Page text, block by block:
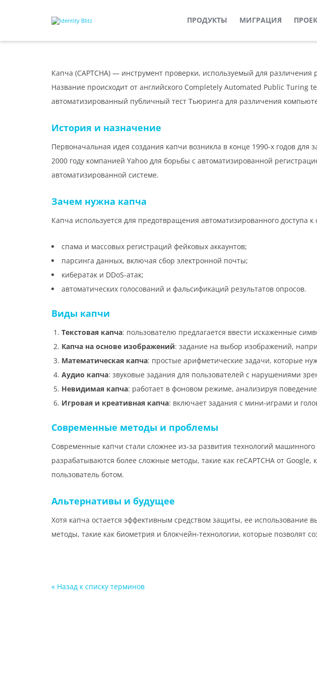
ПРОДУКТЫ МИГРАЦИЯ
Капча (CAPTCHA) — инструмент проверки, используемый для
Название происходит от английского Completely Automated Public Turing
автоматизированный публичный тест Тьюринга для различения
История и назначение
Первоначальная идея создания капчи возникла в конце 1990-х годов
2000 году компанией Yahoo для борьбы с автоматизированной
автоматизированной системе.
Зачем нужна капча
Капча используется для предотвращения автоматизированного доступа
спама и массовых регистраций фейковых аккаунтов;
парсинга данных, включая сбор электронной почты;
кибератак и DDoS-атак;
автоматических голосований и фальсификаций результатов опросов.
Виды капчи
Текстовая капча: пользователю предлагается ввести искаженные
Капча на основе изображений: задание на выбор изображений,
Математическая капча: простые арифметические задачи, которые
Аудио капча: звуковые задания для пользователей с нарушениями
Невидимая капча: работает в фоновом режиме, анализируя
Игровая и креативная капча: включает задания с мини-играми и
Современные методы и проблемы
Современные капчи стали сложнее из-за развития технологий
разрабатываются более сложные методы, такие как reCAPTCHA от Google,
пользователь ботом.
Альтернативы и будущее
Хотя капча остается эффективным средством защиты, ее использование
методы, такие как биометрия и блокчейн-технологии, которые позволят
« Назад к cписку терминов